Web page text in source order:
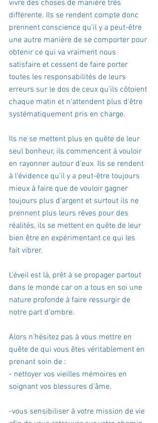
vivre des choses de manière très
différente. Ils se rendent compte donc
prennent conscience qu'il y a peut-être
une autre manière de se comporter pour
obtenir ce qui va vraiment nous
satisfaire et cessent de faire porter
toutes les responsabilités de leurs
erreurs sur le dos de ceux qu'ils côtoient
chaque matin et n'attendent plus d'être
systématiquement pris en charge.
Ils ne se mettent plus en quête de leur
seul bonheur, ils commencent à vouloir
en rayonner autour d'eux. Ils se rendent
à l'évidence qu'il y a peut-être toujours
mieux à faire que de vouloir gagner
toujours plus d'argent et surtout ils ne
prennent plus leurs rêves pour des
réalités, ils se mettent en quête de leur
bien être en expérimentant ce qui les
fait vibrer.
L'éveil est là, prêt à se propager partout
dans le monde car on a tous en soi une
nature profonde à faire ressurgir de
notre part d'ombre.
Alors n'hésitez pas à vous mettre en
quête de qui vous êtes véritablement en
prenant soin de :
- nettoyer vos vieilles mémoires en
soignant vos blessures d'âme,
-vous sensibiliser à votre mission de vie